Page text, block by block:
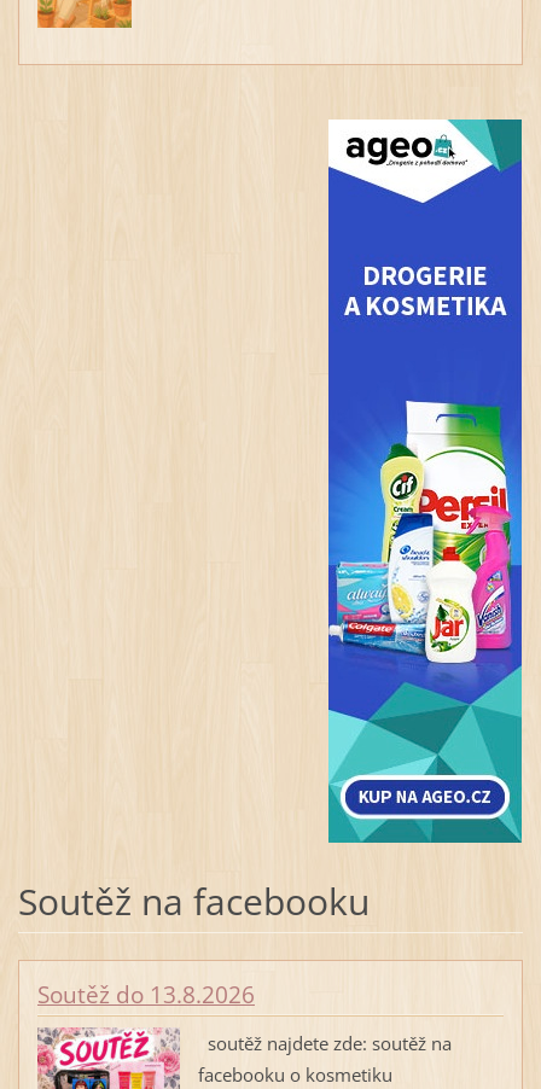
Soutěž na facebooku
Soutěž do 13.8.2026
soutěž najdete zde: soutěž na
facebooku o kosmetiku